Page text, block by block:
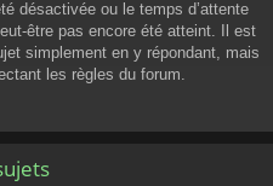
désactivée ou le temps d’attente
être pas encore été atteint. Il est
simplement en y répondant, mais
les règles du forum.